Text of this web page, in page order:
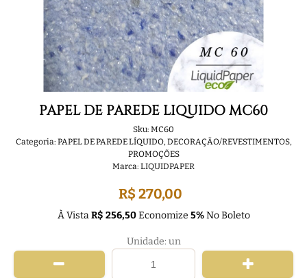
PAPEL DE PAREDE LIQUIDO MC60
Sku: MC60
Categoria: PAPEL DE PAREDE LÍQUIDO,DECORAÇÃO/REVESTIMENTOS,
PROMOÇÕES
Marca: LIQUIDPAPER
R$ 270,00
À VistaR$ 256,50Economize 5%No Boleto
Unidade: un